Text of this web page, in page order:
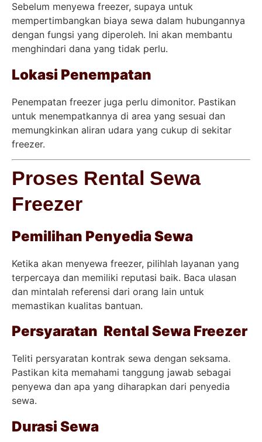
Sebelum menyewa freezer, supaya untuk
mempertimbangkan biaya sewa dalam hubungannya
dengan fungsi yang diperoleh. Ini akan membantu
menghindari dana yang tidak perlu.
Lokasi Penempatan
Penempatan freezer juga perlu dimonitor. Pastikan
untuk menempatkannya di area yang sesuai dan
memungkinkan aliran udara yang cukup di sekitar
freezer.
Proses Rental Sewa
Freezer
Pemilihan Penyedia Sewa
Ketika akan menyewa freezer, pilihlah layanan yang
terpercaya dan memiliki reputasi baik. Baca ulasan
dan mintalah referensi dari orang lain untuk
memastikan kualitas bantuan.
Persyaratan Rental Sewa Freezer
Teliti persyaratan kontrak sewa dengan seksama.
Pastikan kita memahami tanggung jawab sebagai
penyewa dan apa yang diharapkan dari penyedia
sewa.
Durasi Sewa